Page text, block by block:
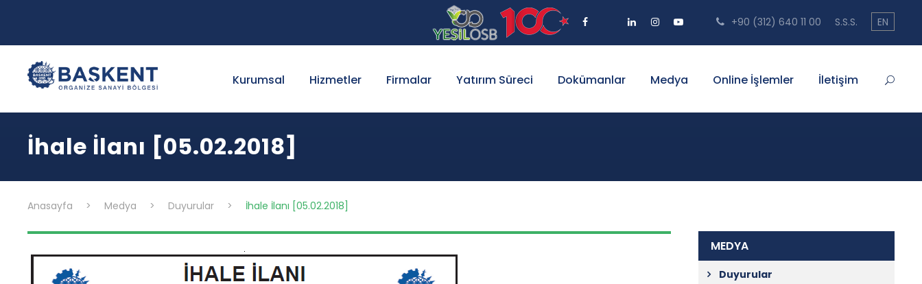
+90 (312) 640 11 00 S.S.S. EN
Kurumsal Hizmetler Firmalar Yatırım Süreci Dokümanlar Medya Online İşlemler İletişim
İhale İlanı [05.02.2018]
Anasayfa > Medya > Duyurular > İhale İlanı [05.02.2018]
MEDYA
Duyurular